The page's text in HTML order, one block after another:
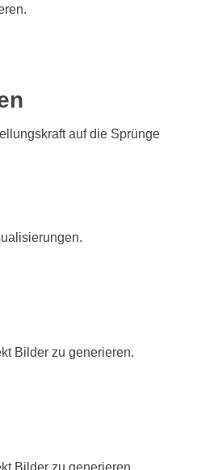
auf die Sprünge
Bilder zu generieren.
Bilder zu generieren.